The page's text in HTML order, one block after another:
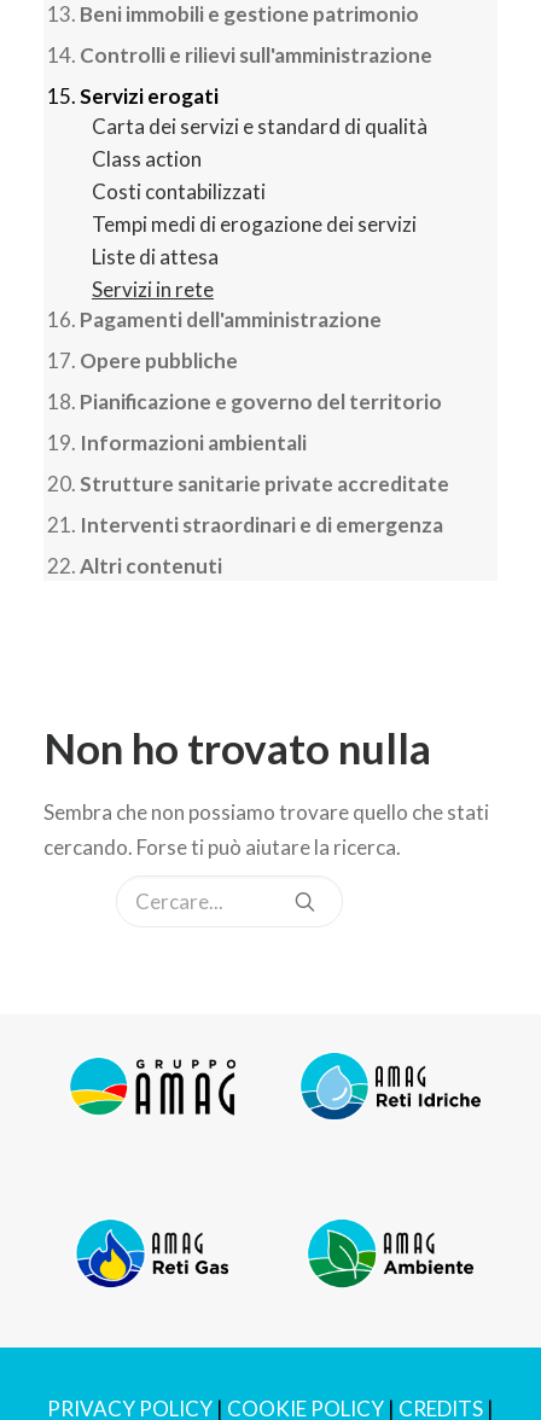
Beni immobili e gestione patrimonio
Controlli e rilievi sull'amministrazione
Servizi erogati
Carta dei servizi e standard di qualità
Class action
Costi contabilizzati
Tempi medi di erogazione dei servizi
Liste di attesa
Servizi in rete
Pagamenti dell'amministrazione
Opere pubbliche
Pianificazione e governo del territorio
Informazioni ambientali
Strutture sanitarie private accreditate
Interventi straordinari e di emergenza
Altri contenuti
Non ho trovato nulla
Sembra che non possiamo trovare quello che stati
cercando. Forse ti può aiutare la ricerca.
PRIVACY POLICY | COOKIE POLICY | CREDITS |